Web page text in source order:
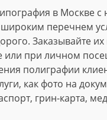
в Москве
перечнем
Заказывайте их
или при личном
полиграфии
как фото на
грин-карта,